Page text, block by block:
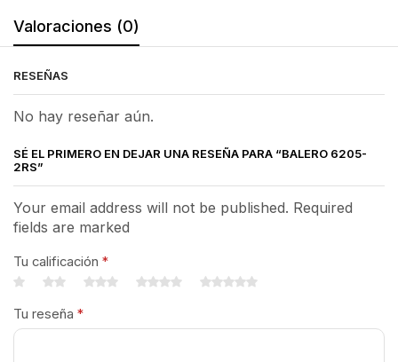
Valoraciones (0)
RESEÑAS
No hay reseñar aún.
SÉ EL PRIMERO EN DEJAR UNA RESEÑA PARA “BALERO 6205-
2RS”
Your email address will not be published. Required
fields are marked
Tu calificación *
Tu reseña *